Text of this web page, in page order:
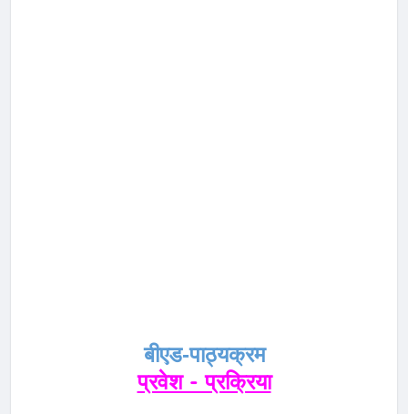
बीएड-पाठ्यक्रम
प्रवेश - प्रक्रिया